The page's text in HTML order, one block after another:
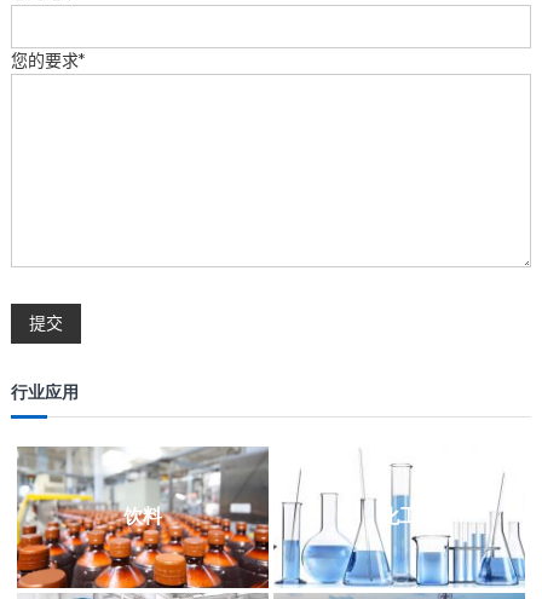
您的要求*
行业应用
饮料 化工